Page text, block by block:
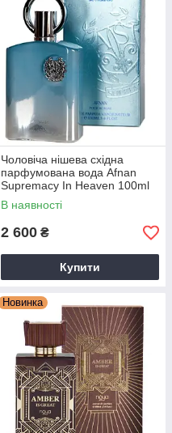
Чоловіча нішева східна
парфумована вода Afnan
Supremacy In Heaven 100ml
В наявності
2 600 ₴
Купити
Новинка